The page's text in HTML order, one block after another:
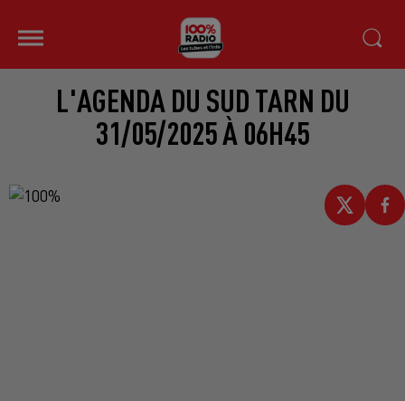
L'AGENDA DU SUD TARN DU
31/05/2025 À 06H45